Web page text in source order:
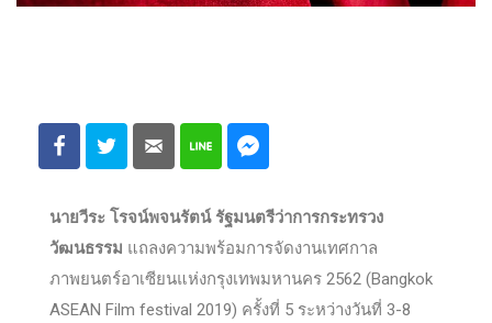
นายวีระ โรจน์พจนรัตน์ รัฐมนตรีว่าการกระทรวง
วัฒนธรรม แถลงความพร้อมการจัดงานเทศกาล
ภาพยนตร์อาเซียนแห่งกรุงเทพมหานคร 2562 (Bangkok
ASEAN Film festival 2019) ครั้งที่ 5 ระหว่างวันที่ 3-8